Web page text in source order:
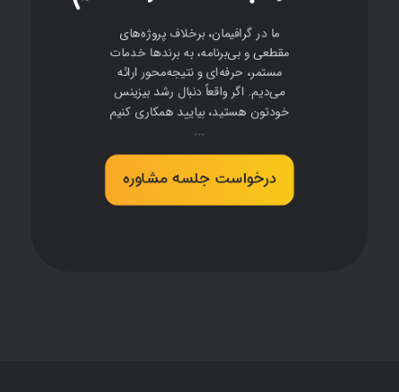
ما در گرافیمان، برخلاف پروژه‌های
مقطعی و بی‌برنامه، به برندها خدمات
مستمر، حرفه‌ای و نتیجه‌محور ارائه
می‌دیم. اگر واقعاً دنبال رشد بیزینس
خودتون هستید، بیایید همکاری کنیم
...
درخواست جلسه مشاوره